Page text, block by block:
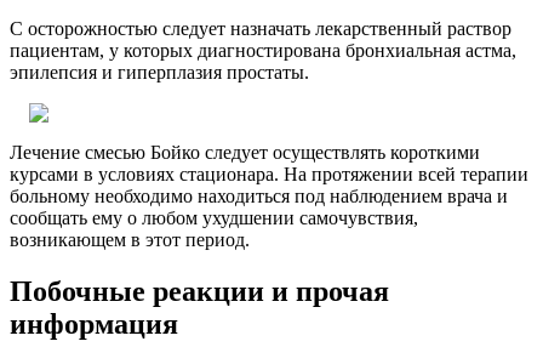
С осторожностью следует назначать лекарственный раствор
пациентам, у которых диагностирована бронхиальная астма,
эпилепсия и гиперплазия простаты.
Лечение смесью Бойко следует осуществлять короткими
курсами в условиях стационара. На протяжении всей терапии
больному необходимо находиться под наблюдением врача и
сообщать ему о любом ухудшении самочувствия,
возникающем в этот период.
Побочные реакции и прочая
информация